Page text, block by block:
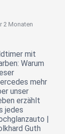
2 Monaten
mit
Warum
mehr
unser
erzählt
jedes
|
Guth